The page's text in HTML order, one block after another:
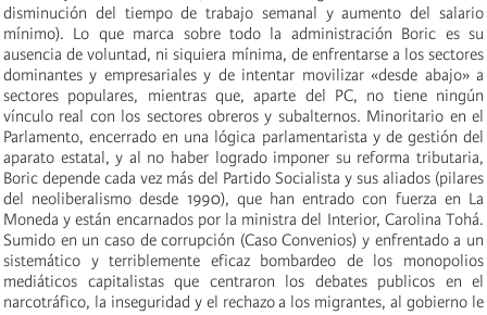
disminución del tiempo de trabajo semanal y aumento del salario
mínimo). Lo que marca sobre todo la administración Boric es su
ausencia de voluntad, ni siquiera mínima, de enfrentarse a los sectores
dominantes y empresariales y de intentar movilizar «desde abajo» a
sectores populares, mientras que, aparte del PC, no tiene ningún
vínculo real con los sectores obreros y subalternos. Minoritario en el
Parlamento, encerrado en una lógica parlamentarista y de gestión del
aparato estatal, y al no haber logrado imponer su reforma tributaria,
Boric depende cada vez más del Partido Socialista y sus aliados (pilares
del neoliberalismo desde 1990), que han entrado con fuerza en La
Moneda y están encarnados por la ministra del Interior, Carolina Tohá.
Sumido en un caso de corrupción (Caso Convenios) y enfrentado a un
sistemático y terriblemente eficaz bombardeo de los monopolios
mediáticos capitalistas que centraron los debates publicos en el
narcotráfico, la inseguridad y el rechazo a los migrantes, al gobierno le